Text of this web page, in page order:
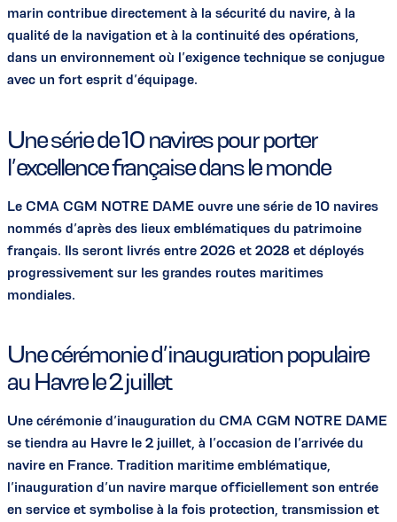
marin contribue directement à la sécurité du navire, à la
qualité de la navigation et à la continuité des opérations,
dans un environnement où l’exigence technique se conjugue
avec un fort esprit d’équipage.
Une série de 10 navires pour porter
l’excellence française dans le monde
Le CMA CGM NOTRE DAME ouvre une série de 10 navires
nommés d’après des lieux emblématiques du patrimoine
français. Ils seront livrés entre 2026 et 2028 et déployés
progressivement sur les grandes routes maritimes
mondiales.
Une cérémonie d’inauguration populaire
au Havre le 2 juillet
Une cérémonie d’inauguration du CMA CGM NOTRE DAME
se tiendra au Havre le 2 juillet, à l’occasion de l’arrivée du
navire en France. Tradition maritime emblématique,
l’inauguration d’un navire marque officiellement son entrée
en service et symbolise à la fois protection, transmission et